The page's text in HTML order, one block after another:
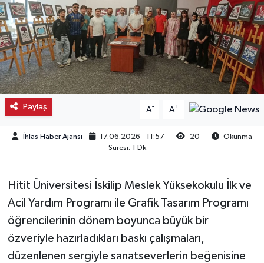
Paylaş A- A+
İhlas Haber Ajansı 17.06.2026 - 11:57 20
Okunma
Süresi: 1 Dk
Hitit Üniversitesi İskilip Meslek Yüksekokulu İlk ve
Acil Yardım Programı ile Grafik Tasarım Programı
öğrencilerinin dönem boyunca büyük bir
özveriyle hazırladıkları baskı çalışmaları,
düzenlenen sergiyle sanatseverlerin beğenisine
Kargı
Laçin
Mecitözü
Oğuzlar
Sungurlu
Uğurludağ
Sağlık